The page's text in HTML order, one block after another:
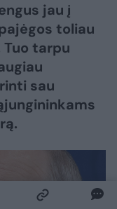
jau į
toliau
tarpu
sau